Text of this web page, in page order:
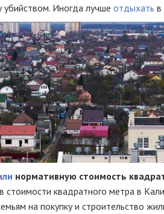
убийством. Иногда лучше отдыхать в
нормативную стоимость
стоимости квадратного метра в
на покупку и строительство